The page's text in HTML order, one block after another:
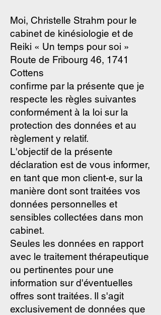
Moi, Christelle Strahm pour le
cabinet de kinésiologie et de
Reiki « Un temps pour soi »
Route de Fribourg 46, 1741
Cottens
confirme par la présente que je
respecte les règles suivantes
conformément à la loi sur la
protection des données et au
règlement y relatif.
L'objectif de la présente
déclaration est de vous informer,
en tant que mon client-e, sur la
manière dont sont traitées vos
données personnelles et
sensibles collectées dans mon
cabinet.
Seules les données en rapport
avec le traitement thérapeutique
ou pertinentes pour une
information sur d'éventuelles
offres sont traitées. Il s'agit
exclusivement de données que